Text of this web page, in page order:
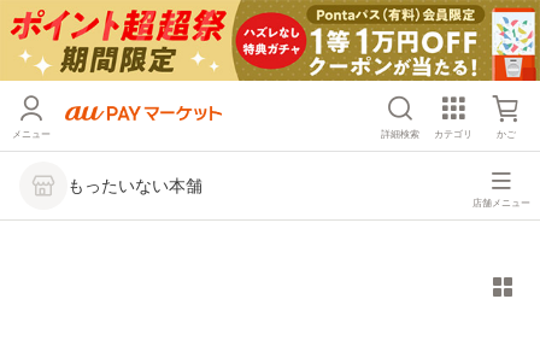
メニュー 詳細検索 カテゴリ かご
もったいない本舗
店舗メニュー